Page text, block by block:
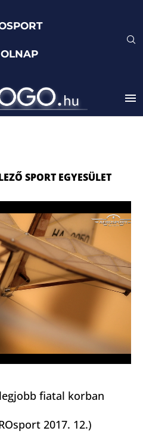
SPORT EGYESÜLET
fiatal korban
2017. 12.)